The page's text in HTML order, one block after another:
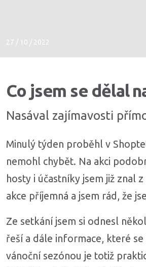
27 / 10 / 2022
Co jsem se dělal
Nasával zajímavosti
Minulý týden proběhl v
nemohl chybět. Na akci
hosty i účastníky jsem již znal
akce příjemná a jsem rád, že
Ze setkání jsem si odnesl
řeší a dále informace, které se
vánoční sezónou je totiž